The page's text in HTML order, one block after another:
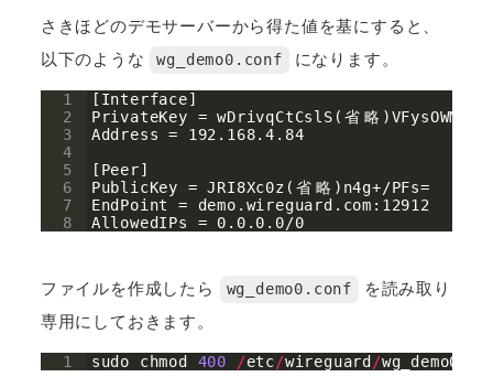
さきほどのデモサーバーから得た値を基にすると、
以下のような
wg_demo0.conf になります。
1
2
3
4
5
6
7
8
[Interface]
PrivateKey = wDrivqCtCslS( 省 略 )VFysOWM=
Address = 192.168.4.84
[Peer]
PublicKey = JRI8Xc0z( 省 略 )n4g+/PFs=
EndPoint = demo.wireguard.com:12912
AllowedIPs = 0.0.0.0/0
ファイルを作成したら wg_demo0.conf
を読み取り
専用にしておきます。
1 sudo chmod 400 /etc/wireguard /wg_demo0